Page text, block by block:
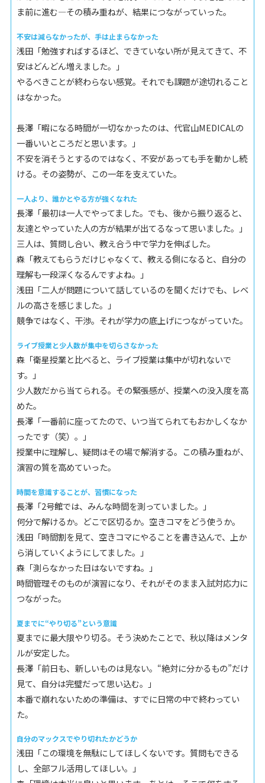
ま前に進む―その積み重ねが、結果につながっていった。
不安は減らなかったが、手は止まらなかった
浅田「勉強すればするほど、できていない所が見えてきて、不
安はどんどん増えました。」
やるべきことが終わらない感覚。それでも課題が途切れること
はなかった。
長澤「暇になる時間が一切なかったのは、代官山MEDICALの
一番いいところだと思います。」
不安を消そうとするのではなく、不安があっても手を動かし続
ける。その姿勢が、この一年を支えていた。
一人より、誰かとやる方が強くなれた
長澤「最初は一人でやってました。でも、後から振り返ると、
友達とやっていた人の方が結果が出てるなって思いました。」
三人は、質問し合い、教え合う中で学力を伸ばした。
森「教えてもらうだけじゃなくて、教える側になると、自分の
理解も一段深くなるんですよね。」
浅田「二人が問題について話しているのを聞くだけでも、レベ
ルの高さを感じました。」
競争ではなく、干渉。それが学力の底上げにつながっていた。
ライブ授業と少人数が集中を切らさなかった
森「衛星授業と比べると、ライブ授業は集中が切れないで
す。」
少人数だから当てられる。その緊張感が、授業への没入度を高
めた。
長澤「一番前に座ってたので、いつ当てられてもおかしくなか
ったです（笑）。」
授業中に理解し、疑問はその場で解消する。この積み重ねが、
演習の質を高めていった。
時間を意識することが、習慣になった
長澤「2号館では、みんな時間を測っていました。」
何分で解けるか。どこで区切るか。空きコマをどう使うか。
浅田「時間割を見て、空きコマにやることを書き込んで、上か
ら消していくようにしてました。」
森「測らなかった日はないですね。」
時間管理そのものが演習になり、それがそのまま入試対応力に
つながった。
夏までに“やり切る”という意識
夏までに最大限やり切る。そう決めたことで、秋以降はメンタ
ルが安定した。
長澤「前日も、新しいものは見ない。“絶対に分かるもの”だけ
見て、自分は完璧だって思い込む。」
本番で崩れないための準備は、すでに日常の中で終わってい
た。
自分のマックスでやり切れたかどうか
浅田「この環境を無駄にしてほしくないです。質問もできる
し、全部フル活用してほしい。」